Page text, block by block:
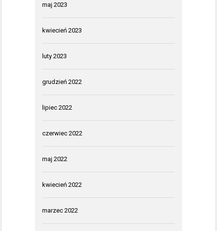
maj 2023
kwiecień 2023
luty 2023
grudzień 2022
lipiec 2022
czerwiec 2022
maj 2022
kwiecień 2022
marzec 2022